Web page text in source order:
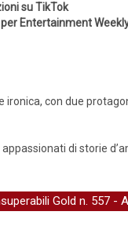
su TikTok
Entertainment
con due
di storie
Gold n. 557 -